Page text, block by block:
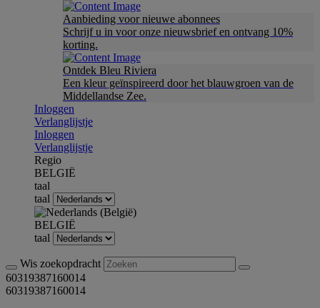
Aanbieding voor nieuwe abonnees
Schrijf u in voor onze nieuwsbrief en ontvang 10%
korting.
Ontdek Bleu Riviera
Een kleur geïnspireerd door het blauwgroen van de
Middellandse Zee.
Inloggen
Verlanglijstje
Inloggen
Verlanglijstje
Regio
BELGIË
taal
taal
BELGIË
taal
Wis zoekopdracht
60319387160014
60319387160014